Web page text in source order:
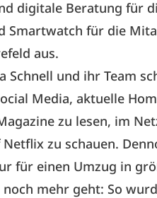
digitale Beratung für
Smartwatch für die
aus.
Schnell und ihr Team
Media, aktuelle
zu lesen, im
zu schauen.
für einen Umzug in
mehr geht: So